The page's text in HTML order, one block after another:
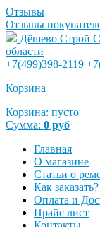
Отзывы
Отзывы
Дёшево Строй
области
+7(499)398-2119
Корзина
Корзина: пусто
Сумма: 0 руб
Главная
О магазине
Статьи о
Как заказать?
Оплата и
Прайс лист